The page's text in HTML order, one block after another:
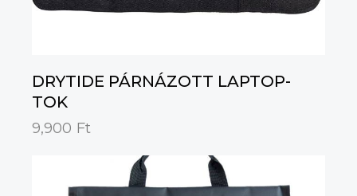
DRYTIDE PÁRNÁZOTT LAPTOP-
TOK
9,900 Ft